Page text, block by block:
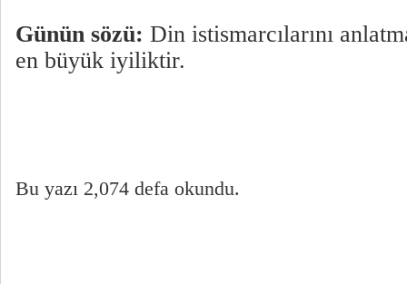
Günün sözü: Din istismarcılarını
en büyük iyiliktir.
Bu yazı 2,074 defa okundu.